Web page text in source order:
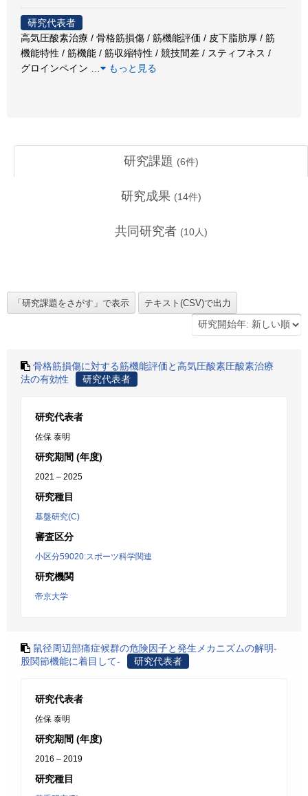
研究代表者
高気圧酸素治療 / 骨格筋損傷 / 筋機能評価 / 皮下脂肪厚 / 筋
機能特性 / 筋機能 / 筋収縮特性 / 競技間差 / スティフネス /
グロインペイン
もっと見る
研究課題 (6件)
研究成果 (14件)
共同研究者 (10人)
骨格筋損傷に対する筋機能評価と高気圧酸素圧酸素治療
法の有効性
研究代表者
研究代表者
佐保 泰明
研究期間 (年度)
2021 – 2025
研究種目
基盤研究(C)
審査区分
小区分59020:スポーツ科学関連
研究機関
帝京大学
鼠径周辺部痛症候群の危険因子と発生メカニズムの解明-
股関節機能に着目して-
研究代表者
研究代表者
佐保 泰明
研究期間 (年度)
2016 – 2019
研究種目